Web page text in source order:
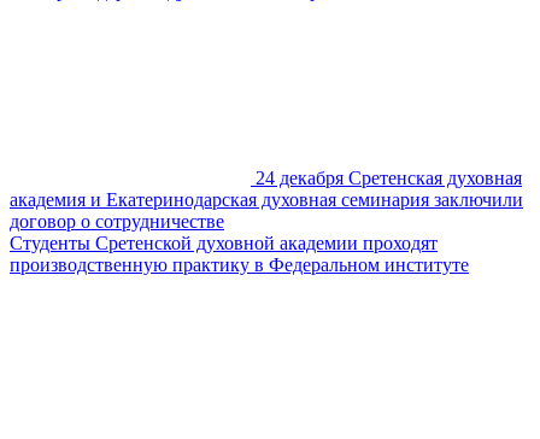
24 декабря Сретенская духовная
академия и Екатеринодарская духовная семинария заключили
договор о сотрудничестве
Студенты Сретенской духовной академии проходят
производственную практику в Федеральном институте